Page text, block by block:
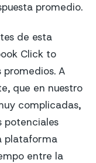
promedio.
de esta
Click to
promedios. A
que en nuestro
complicadas,
potenciales
plataforma
entre la